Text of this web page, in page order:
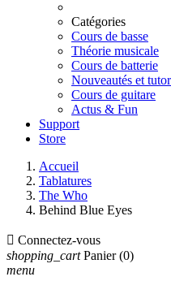
Catégories
Cours de basse
Théorie musicale
Cours de batterie
Nouveautés et
Cours de guitare
Actus & Fun
Support
Store
Accueil
Tablatures
The Who
Behind Blue Eyes
 Connectez-vous
shopping_cart Panier (0)
menu